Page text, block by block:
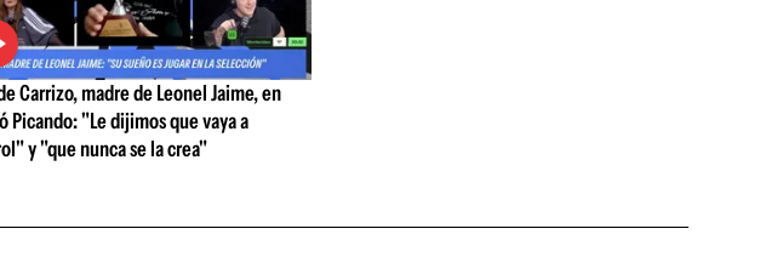
Carrizo, madre de Leonel Jaime, en
Picando: "Le dijimos que vaya a
y "que nunca se la crea"